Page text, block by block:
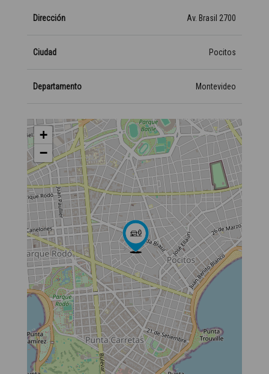
Dirección Av. Brasil 2700
Ciudad Pocitos
Departamento Montevideo
+
−